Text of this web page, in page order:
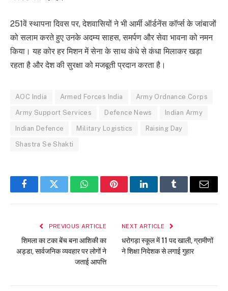
251वें स्थापना दिवस पर, देशवासियों ने भी आर्मी ऑर्डनेंस कॉर्प्स के जांबाजों
को सलाम करते हुए उनके अदम्य साहस, समर्पण और सेवा भावना को नमन
किया। यह कोर हर मिशन में सेना के साथ कंधे से कंधा मिलाकर खड़ा
रहता है और देश की सुरक्षा को मजबूती प्रदान करता है।
AOC India Armed Forces India Army Ordnance Corps
Army Support Services Defence News Indian Army
Indian Defence Military Logistics Raising Day
Shastra Se Shakti
FacebookTwitter WhatsAppPinterestLinkedInTumblr Email
PREVIOUS ARTICLE
शिमला का टका बेंच बना आशिकी का
अड्डा, सार्वजनिक व्यवहार पर लोगों ने
जताई आपत्ति
NEXT ARTICLE
धरोगड़ा स्कूल में 11 पद खाली, ग्रामीणों
ने शिक्षा निदेशक से लगाई गुहार